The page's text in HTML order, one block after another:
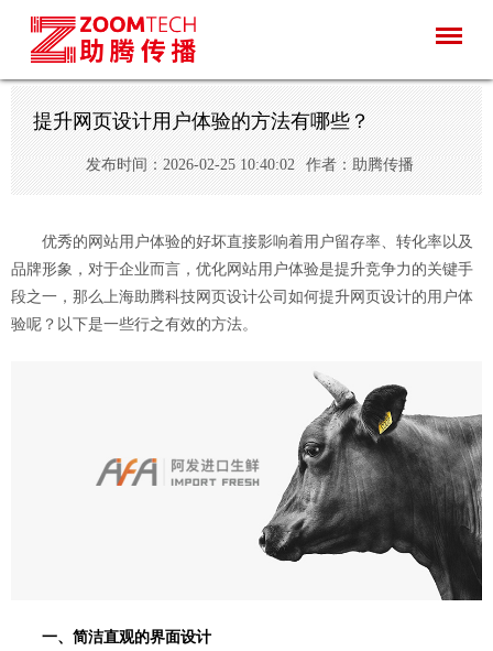
提升网页设计用户体验的方法有哪些？
发布时间：2026-02-25 10:40:02 作者：助腾传播
优秀的网站用户体验的好坏直接影响着用户留存率、转化率以及
品牌形象，对于企业而言，优化网站用户体验是提升竞争力的关键手
段之一，那么上海助腾科技网页设计公司如何提升网页设计的用户体
验呢？以下是一些行之有效的方法。
一、简洁直观的界面设计